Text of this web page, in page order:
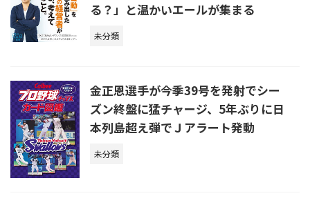
る？」と温かいエールが集まる
未分類
金正恩選手が今季39号を発射でシー
ズン終盤に猛チャージ、5年ぶりに日
本列島超え弾でＪアラート発動
未分類